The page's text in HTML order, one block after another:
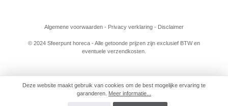
Algemene voorwaarden - Privacy verklaring - Disclaimer
© 2024 Sfeerpunt horeca - Alle getoonde prijzen zijn exclusief BTW en
eventuele verzendkosten.
Deze website maakt gebruik van cookies om de best mogelijke ervaring te
garanderen. Meer informatie...